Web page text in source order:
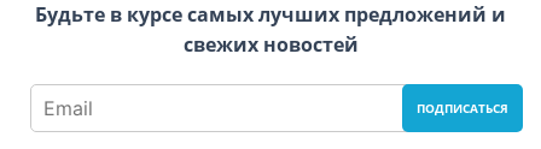
Будьте в курсе самых лучших предложений и
свежих новостей